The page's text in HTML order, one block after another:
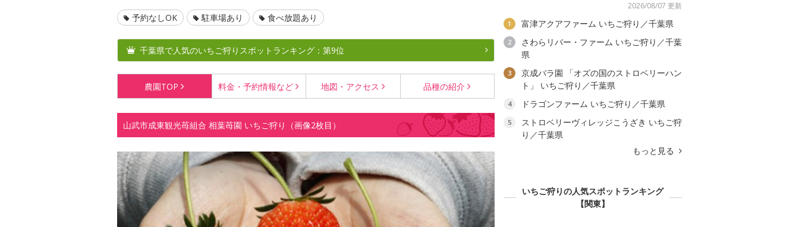
予約なしOK 駐車場あり 食べ放題あり
千葉県で人気のいちご狩りスポットランキング：第9位
農園TOP 料金・予約情報など 地図・ アクセス 品種の紹介
山武市成東観光苺組合 相葉苺園 いちご狩り（画像2枚目）
2026/08/07 更新
1 富津アクアファーム いちご狩り／千葉県
2
さわらリバー・ファーム いちご狩り／千葉
県
3
京成バラ園 「オズの国のストロベリーハン
ト」 いちご狩り／千葉県
4 ドラゴンファーム いちご狩り／千葉県
5
ストロベリーヴィレッジこうざき いちご狩
り／千葉県
もっと見る
いちご狩りの人気スポットランキング
【関東】